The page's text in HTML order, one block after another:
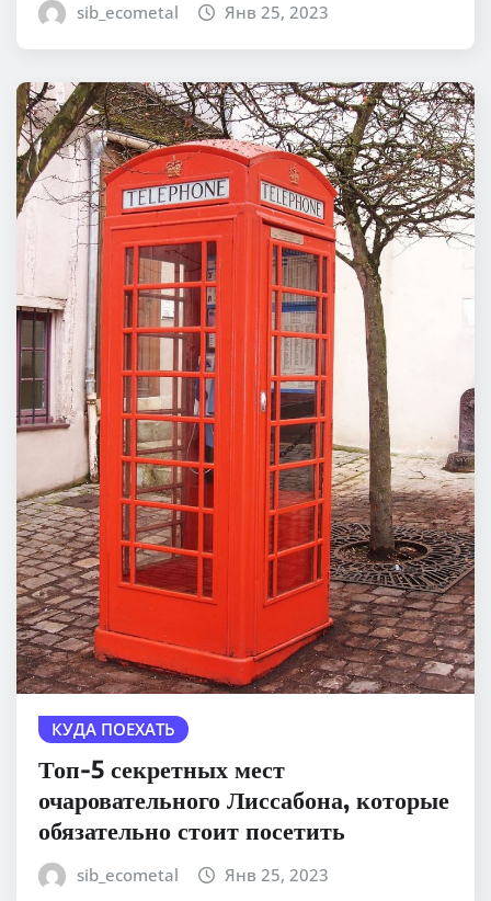
sib_ecometal Янв 25, 2023
КУДА ПОЕХАТЬ
Топ-5 секретных мест
очаровательного Лиссабона, которые
обязательно стоит посетить
sib_ecometal Янв 25, 2023